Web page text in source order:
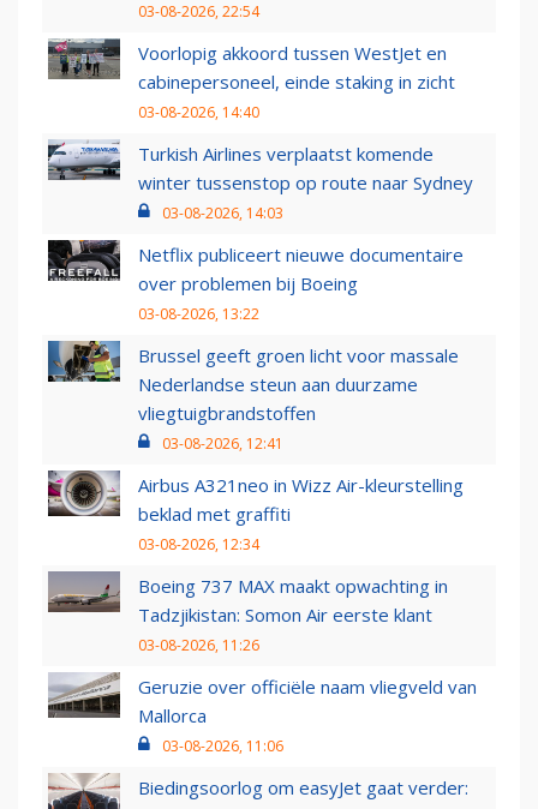
03-08-2026, 22:54
Voorlopig akkoord tussen WestJet en
cabinepersoneel, einde staking in zicht
03-08-2026, 14:40
Turkish Airlines verplaatst komende
winter tussenstop op route naar Sydney
03-08-2026, 14:03
Netflix publiceert nieuwe documentaire
over problemen bij Boeing
03-08-2026, 13:22
Brussel geeft groen licht voor massale
Nederlandse steun aan duurzame
vliegtuigbrandstoffen
03-08-2026, 12:41
Airbus A321neo in Wizz Air-kleurstelling
beklad met graffiti
03-08-2026, 12:34
Boeing 737 MAX maakt opwachting in
Tadzjikistan: Somon Air eerste klant
03-08-2026, 11:26
Geruzie over officiële naam vliegveld van
Mallorca
03-08-2026, 11:06
Biedingsoorlog om easyJet gaat verder: